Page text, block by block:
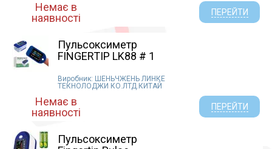
Немає в
наявності
ПЕРЕЙТИ
Пульсоксиметр
FINGERTIP LK88 # 1
Виробник: ШЕНЬЧЖЕНЬ ЛИНКЕ
ТЕКНОЛОДЖИ КО.ЛТД.КИТАЙ
Немає в
наявності
ПЕРЕЙТИ
Пульсоксиметр